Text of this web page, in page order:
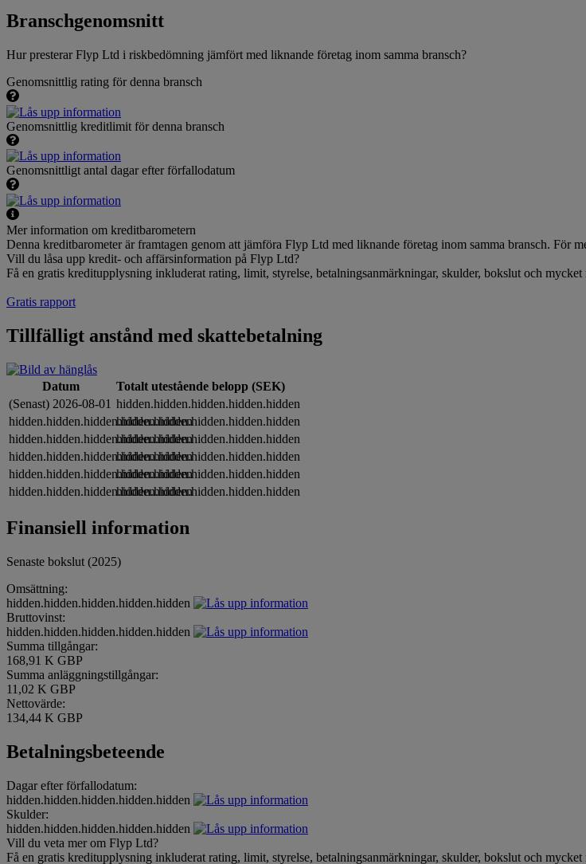
Branschgenomsnitt
Hur presterar Flyp Ltd i riskbedömning jämfört med liknande företag inom samma bransch?
Genomsnittlig rating för denna bransch
Genomsnittlig kreditlimit för denna bransch
Genomsnittligt antal dagar efter förfallodatum
Mer information om kreditbarometern
Denna kreditbarometer är framtagen genom att jämföra Flyp Ltd med liknande företag inom samma bransch. För
Vill du låsa upp kredit- och affärsinformation på Flyp Ltd?
Få en gratis kreditupplysning inkluderat rating, limit, styrelse, betalningsanmärkningar, skulder, bokslut och mycket
Gratis rapport
Tillfälligt anstånd med skattebetalning
Datum
Totalt utestående belopp (SEK)
(Senast) 2026-08-01 hidden.hidden.hidden.hidden.hidden
hidden.hidden.hidden.hidden.hiddenhidden.hidden.hidden.hidden.hidden
hidden.hidden.hidden.hidden.hiddenhidden.hidden.hidden.hidden.hidden
hidden.hidden.hidden.hidden.hiddenhidden.hidden.hidden.hidden.hidden
hidden.hidden.hidden.hidden.hiddenhidden.hidden.hidden.hidden.hidden
hidden.hidden.hidden.hidden.hiddenhidden.hidden.hidden.hidden.hidden
Finansiell information
Senaste bokslut (2025)
Omsättning:
hidden.hidden.hidden.hidden.hidden
Bruttovinst:
hidden.hidden.hidden.hidden.hidden
Summa tillgångar:
168,91 K GBP
Summa anläggningstillgångar:
11,02 K GBP
Nettovärde:
134,44 K GBP
Betalningsbeteende
Dagar efter förfallodatum:
hidden.hidden.hidden.hidden.hidden
Skulder:
hidden.hidden.hidden.hidden.hidden
Vill du veta mer om Flyp Ltd?
Få en gratis kreditupplysning inkluderat rating, limit, styrelse, betalningsanmärkningar, skulder, bokslut och mycket